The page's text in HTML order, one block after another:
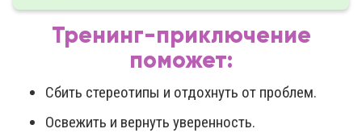
Тренинг-приключение
поможет:
Сбить стереотипы и отдохнуть от проблем.
Освежить и вернуть уверенность.